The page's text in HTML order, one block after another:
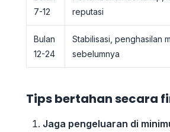
7-12
reputasi
Bulan
12-24
Stabilisasi, penghasilan
sebelumnya
Tips bertahan secara
Jaga pengeluaran di